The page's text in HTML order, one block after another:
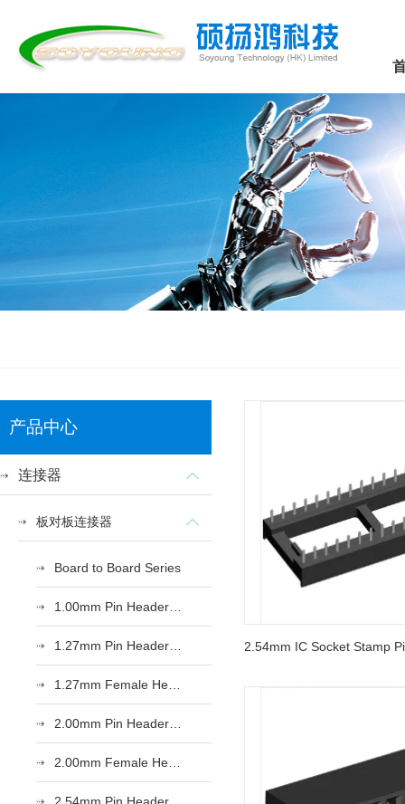
产品中心
连接器
板对板连接器
Board to Board Series